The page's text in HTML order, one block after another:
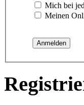
Mich bei
Meinen